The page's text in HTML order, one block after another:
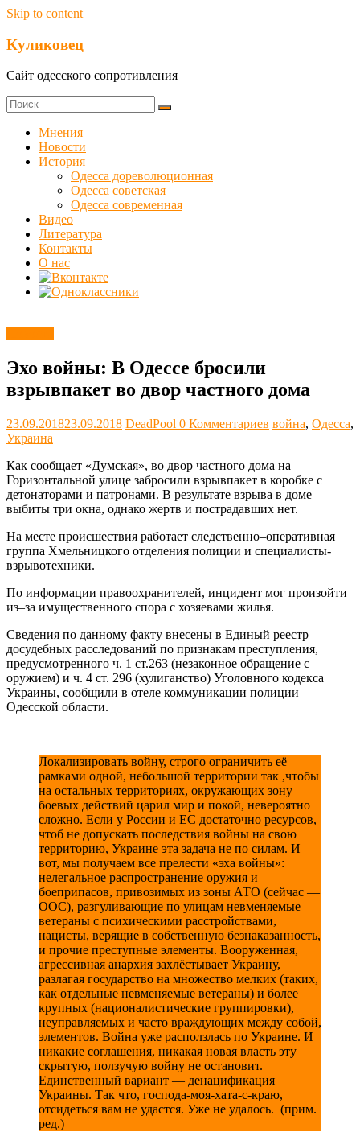
Skip to content
Куликовец
Сайт одесского сопротивления
Мнения
Новости
История
Одесса дореволюционная
Одесса советская
Одесса современная
Видео
Литература
Контакты
О нас
Эхо войны: В Одессе бросили
взрывпакет во двор частного дома
23.09.201823.09.2018 DeadPool 0 Комментариев война, Одесса,
Украина
Как сообщает «Думская», во двор частного дома на
Горизонтальной улице забросили взрывпакет в коробке с
детонаторами и патронами. В результате взрыва в доме
выбиты три окна, однако жертв и пострадавших нет.
На месте происшествия работает следственно–оперативная
группа Хмельницкого отделения полиции и специалисты-
взрывотехники.
По информации правоохранителей, инцидент мог произойти
из–за имущественного спора с хозяевами жилья.
Сведения по данному факту внесены в Единый реестр
досудебных расследований по признакам преступления,
предусмотренного ч. 1 ст.263 (незаконное обращение с
оружием) и ч. 4 ст. 296 (хулиганство) Уголовного кодекса
Украины, сообщили в отеле коммуникации полиции
Одесской области.
Локализировать войну, строго ограничить её
рамками одной, небольшой территории так ,чтобы
на остальных территориях, окружающих зону
боевых действий царил мир и покой, невероятно
сложно. Если у России и ЕС достаточно ресурсов,
чтоб не допускать последствия войны на свою
территорию, Украине эта задача не по силам. И
вот, мы получаем все прелести «эха войны»:
нелегальное распространение оружия и
боеприпасов, привозимых из зоны АТО (сейчас —
ООС), разгуливающие по улицам невменяемые
ветераны с психическими расстройствами,
нацисты, верящие в собственную безнаказанность,
и прочие преступные элементы. Вооруженная,
агрессивная анархия захлёстывает Украину,
разлагая государство на множество мелких (таких,
как отдельные невменяемые ветераны) и более
крупных (националистические группировки),
неуправляемых и часто враждующих между собой,
элементов. Война уже расползлась по Украине. И
никакие соглашения, никакая новая власть эту
скрытую, ползучую войну не остановит.
Единственный вариант — денацификация
Украины. Так что, господа-моя-хата-с-краю,
отсидеться вам не удастся. Уже не удалось. (прим.
ред.)